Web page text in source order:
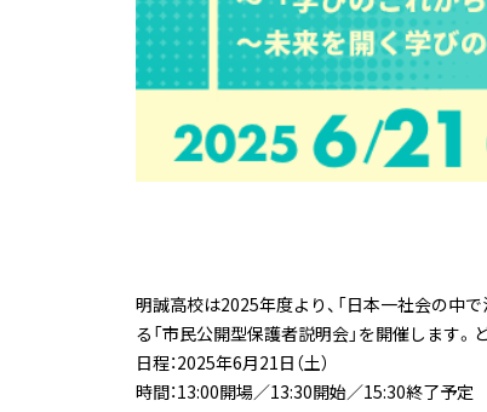
明誠高校は2025年度より、「日本一社会の中
る「市民公開型保護者説明会」を開催します
日程：2025年6月21日（土）
時間：13:00開場／13:30開始／15:30終了予定